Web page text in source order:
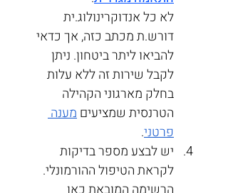
לא כל אנדוקרינולוג.ית
דורש.ת מכתב כזה, אך כדאי
להביאו ליתר ביטחון. ניתן
לקבל שירות זה ללא עלות
בחלק מארגוני הקהילה
הטרנסית שמציעים מענה
פרטני.
יש לבצע מספר בדיקות
לקראת הטיפול ההורמונלי.